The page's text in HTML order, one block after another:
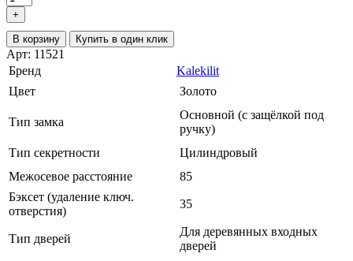
+
В корзину Купить в один клик
Арт: 11521
Бренд
Kalekilit
Цвет
Золото
Тип замка
Основной (с защёлкой под
ручку)
Тип секретности
Цилиндровый
Межосевое расстояние
85
Бэксет (удаление ключ.
отверстия)
35
Тип дверей
Для деревянных входных
дверей